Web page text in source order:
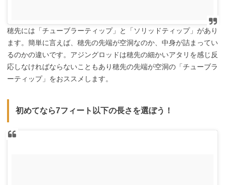
穂先には「チューブラーティップ」と「ソリッドティップ」があり
ます。簡単に言えば、穂先の先端が空洞なのか、中身が詰まってい
るのかの違いです。アジングロッドは穂先の細かいアタリを感じ反
応しなければならないこともあり穂先の先端が空洞の「チューブラ
ーティップ」をおススメします。
初めてなら7フィート以下の長さを選ぼう！